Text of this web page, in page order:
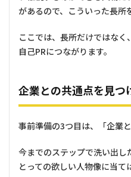
があるので、こういった長所
ここでは、長所だけではな
自己PRにつながります。
企業との共通点を見つ
事前準備の3つ目は、「企業
今までのステップで洗い出
とっての欲しい人物像に当て